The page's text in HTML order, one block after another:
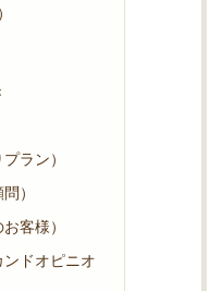
ラン）
）
客様）
ドオピニオ